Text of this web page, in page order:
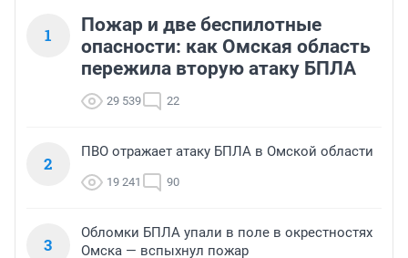
1
Пожар и две беспилотные
опасности: как Омская область
пережила вторую атаку БПЛА
29 539 22
2
ПВО отражает атаку БПЛА в Омской области
19 241 90
3
Обломки БПЛА упали в поле в окрестностях
Омска — вспыхнул пожар